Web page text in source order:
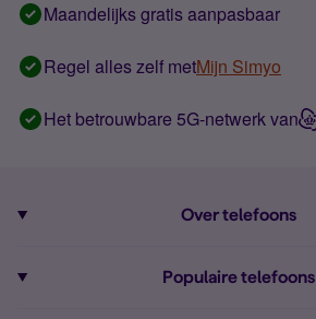
Maandelijks gratis aanpasbaar
Regel alles zelf metMijn Simyo
Het betrouwbare 5G-netwerk van
Over telefoons
Populaire telefoons